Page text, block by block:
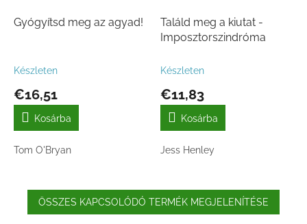
Gyógyítsd meg az agyad!
Készleten
€16,51
Kosárba
Tom O'Bryan
Találd meg a kiutat -
Imposztorszindróma
Készleten
€11,83
Kosárba
Jess Henley
ÖSSZES KAPCSOLÓDÓ TERMÉK MEGJELENÍTÉSE